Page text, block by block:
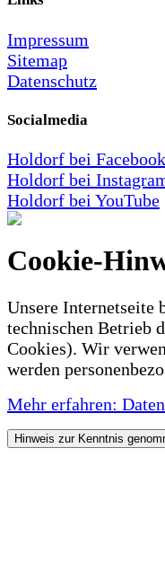
Impressum
Sitemap
Datenschutz
Socialmedia
Holdorf bei Facebook
Holdorf bei
Holdorf bei YouTube
Cookie-
Unsere Internetseite
technischen Betrieb
Cookies). Wir
werden
Mehr erfahren:
Hinweis zur Kenntnis